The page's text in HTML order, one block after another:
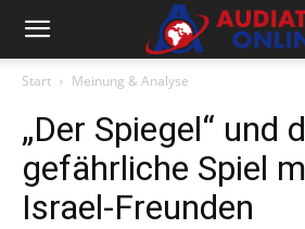
Start Meinung & Analyse
„Der Spiegel“ und
gefährliche Spiel
Israel-Freunden